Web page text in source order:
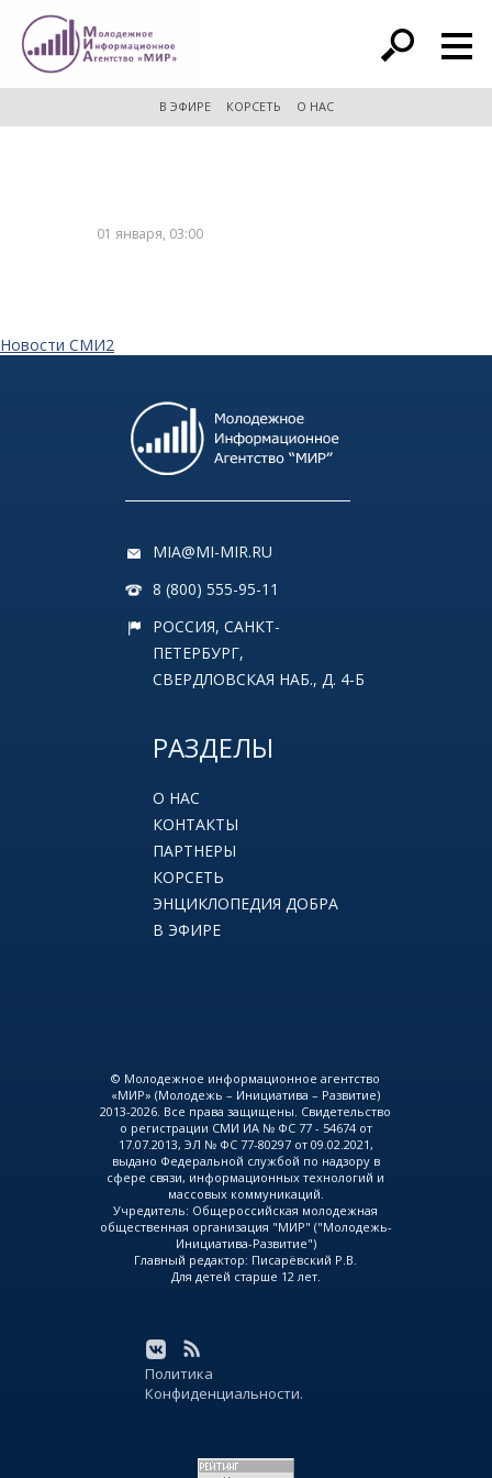
расширенный поиск
В ЭФИРЕ КОРСЕТЬ О НАС
01 января, 03:00
Новости СМИ2
MIA@MI-MIR.RU
8 (800) 555-95-11
РОССИЯ, САНКТ-
ПЕТЕРБУРГ,
СВЕРДЛОВСКАЯ НАБ., Д. 4-Б
РАЗДЕЛЫ
О НАС
КОНТАКТЫ
ПАРТНЕРЫ
КОРСЕТЬ
ЭНЦИКЛОПЕДИЯ ДОБРА
В ЭФИРЕ
© Молодежное информационное агентство
«МИР» (Молодежь – Инициатива – Развитие)
2013-2026. Все права защищены. Свидетельство
о регистрации СМИ ИА № ФС 77 - 54674 от
17.07.2013, ЭЛ № ФС 77-80297 от 09.02.2021,
выдано Федеральной службой по надзору в
сфере связи, информационных технологий и
массовых коммуникаций.
Учредитель: Общероссийская молодежная
общественная организация "МИР" ("Молодежь-
Инициатива-Развитие")
Главный редактор: Писарёвский Р.В.
Для детей старше 12 лет.
Политика
Конфиденциальности.